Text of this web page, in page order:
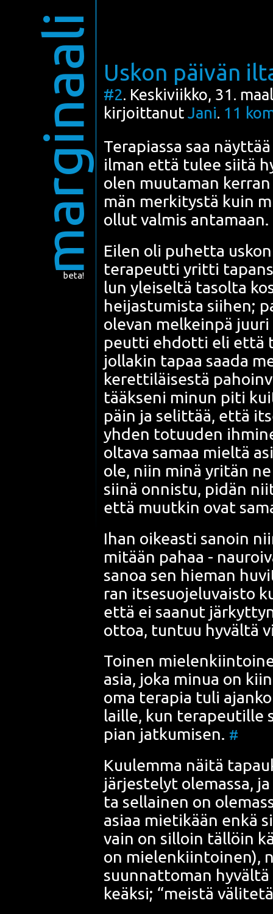
marginaali
beta!
Uskon päivän
#2. Keskiviikko, 31.
kirjoittanut Jani. 11
Tera­pias­sa saa
ilman että tulee sii­tä
olen muu­ta­man
män mer­ki­tys­tä kuin
ollut val­mis anta­maan.
Eilen oli puhet­ta
tera­peut­ti yrit­ti
lun ylei­sel­tä tasol­ta
hei­jas­tu­mis­ta sii­hen;
ole­van mel­kein­pä
peut­ti ehdot­ti eli että
jol­la­kin tapaa saa­da
keret­ti­läi­ses­tä
tääk­se­ni minun piti
päin ja selit­tää, että
yhden totuu­den
olta­va samaa miel­tä
ole, niin minä yri­tän
sii­nä onnis­tu, pidän
että muut­kin ovat
Ihan oikeas­ti sanoin
mitään pahaa -
sanoa sen hie­man
ran itse­suo­je­lu­vais­to
että ei saa­nut
ot­toa, tun­tuu hyväl­tä
Toi­nen
asia, joka minua on
oma tera­pia tuli
lail­le, kun tera­peu­til­le
pian jat­ku­mi­sen. #
Kuu­lem­ma näi­tä
jär­jes­te­lyt ole­mas­sa,
ta sel­lai­nen on
asi­aa mie­ti­kään enkä
vain on sil­loin täl­löin
on mie­len­kiin­toi­nen),
suun­nat­to­man
keäk­si; “meis­tä